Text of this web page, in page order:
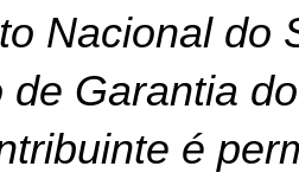
Nacional do
de Garantia
é